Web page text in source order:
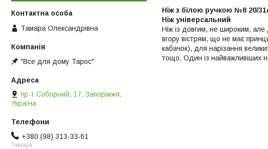
Ніж з білою ручкою №8 20/
Ніж універсальний
Ніж із довгим, не широким, але
вгору вістрям, що не має
кабачок), для нарізання
тощо. Один із найважливіших
Тамара Олександрівна
"Все для дому Тарос"
пр-т Соборний, 17, Запоріжжя,
Україна
+380 (98) 313-33-61
Тамара